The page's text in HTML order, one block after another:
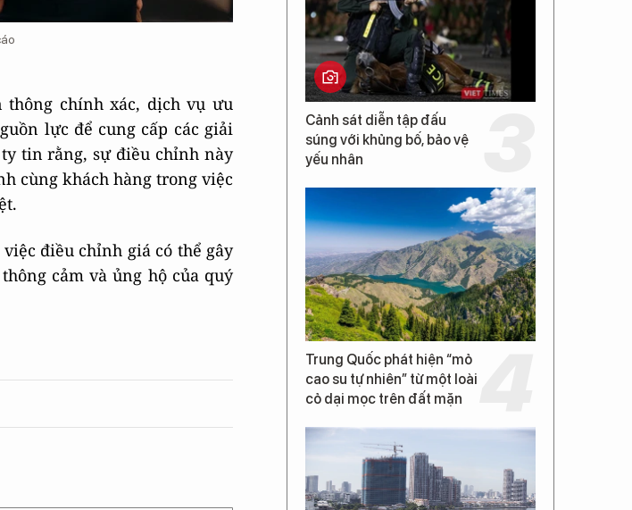
chính xác, dịch vụ ưu
lực để cung cấp các giải
tin rằng, sự điều chỉnh này
cùng khách hàng trong việc
điều chỉnh giá có thể gây
cảm và ủng hộ của quý
Cảnh sát diễn tập đấu
súng với khủng bố, bảo vệ
yếu nhân
Trung Quốc phát hiện “mỏ
cao su tự nhiên” từ một loài
cỏ dại mọc trên đất mặn